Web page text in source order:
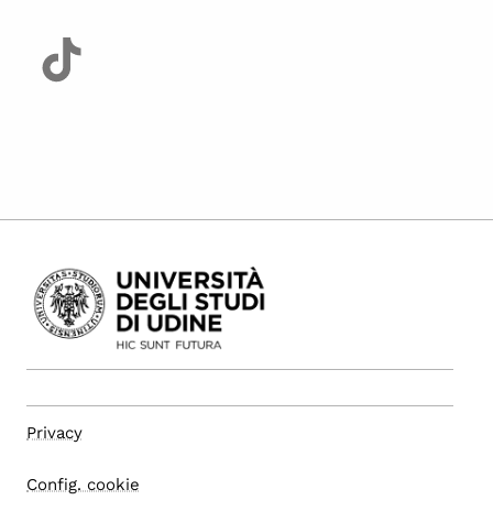
Privacy
Config. cookie